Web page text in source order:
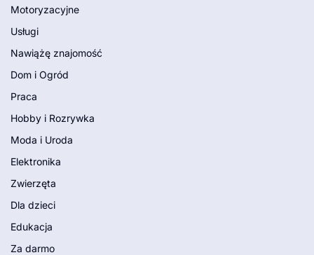
Motoryzacyjne
Usługi
Nawiążę znajomość
Dom i Ogród
Praca
Hobby i Rozrywka
Moda i Uroda
Elektronika
Zwierzęta
Dla dzieci
Edukacja
Za darmo